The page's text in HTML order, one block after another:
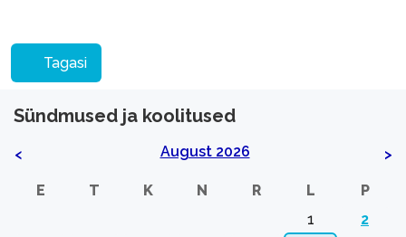
Tagasi
Sündmused ja koolitused
< August 2026 >
E T K N R L
P
1
2